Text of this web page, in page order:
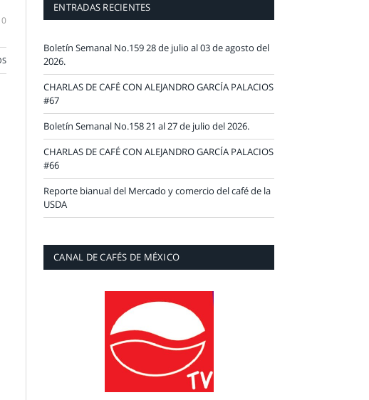
0
ENTRADAS RECIENTES
Boletín Semanal No.159 28 de julio al 03 de agosto del
2026.
CHARLAS DE CAFÉ CON ALEJANDRO GARCÍA PALACIOS
#67
Boletín Semanal No.158 21 al 27 de julio del 2026.
CHARLAS DE CAFÉ CON ALEJANDRO GARCÍA PALACIOS
#66
Reporte bianual del Mercado y comercio del café de la
USDA
CANAL DE CAFÉS DE MÉXICO